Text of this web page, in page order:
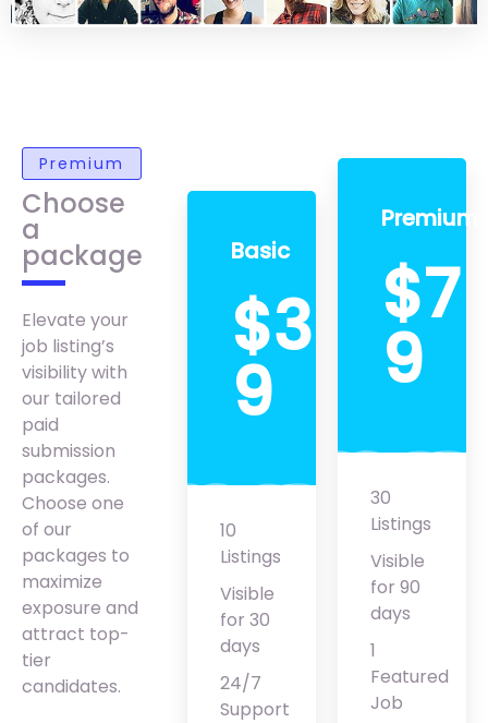
Premium
Choose
a
package
Elevate your
job listing’s
visibility with
our tailored
paid
submission
packages.
Choose one
of our
packages to
maximize
exposure and
attract top-
tier
candidates.
Basic
$3
9
10
Listings
Visible
for 30
days
24/7
Support
Premium
$7
9
30
Listings
Visible
for 90
days
1
Featured
Job